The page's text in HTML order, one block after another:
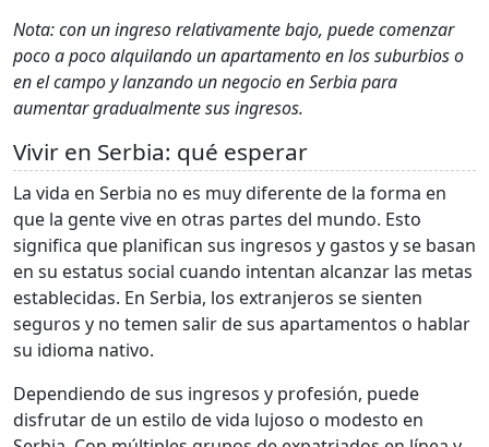
Nota: con un ingreso relativamente bajo, puede comenzar
poco a poco alquilando un apartamento en los suburbios o
en el campo y lanzando un negocio en Serbia para
aumentar gradualmente sus ingresos.
Vivir en Serbia: qué esperar
La vida en Serbia no es muy diferente de la forma en
que la gente vive en otras partes del mundo. Esto
significa que planifican sus ingresos y gastos y se basan
en su estatus social cuando intentan alcanzar las metas
establecidas. En Serbia, los extranjeros se sienten
seguros y no temen salir de sus apartamentos o hablar
su idioma nativo.
Dependiendo de sus ingresos y profesión, puede
disfrutar de un estilo de vida lujoso o modesto en